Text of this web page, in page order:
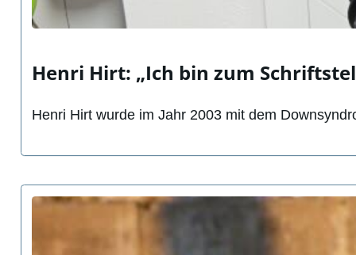
Henri Hirt: „Ich bin zum
Henri Hirt wurde im Jahr 2003 mit dem